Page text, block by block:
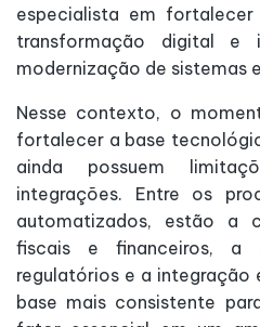
especialista em
transformação digital e
modernização de sistemas
Nesse contexto, o
fortalecer a base
ainda possuem
integrações. Entre os
automatizados, estão a
fiscais e financeiros, a
regulatórios e a integração
base mais consistente